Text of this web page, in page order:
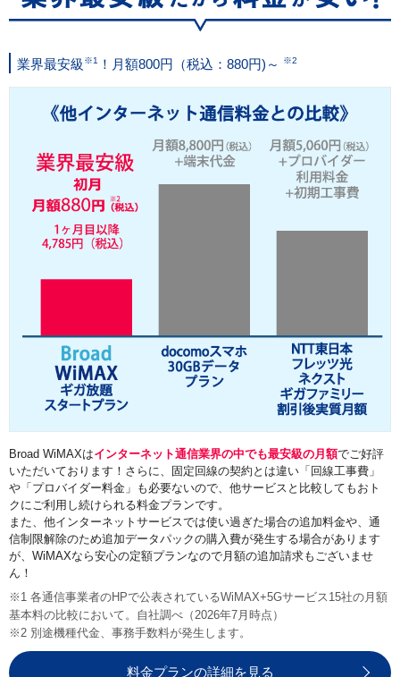
業界最安級 ※1 ！月額800円（税込：880円)～ ※2
Broad WiMAXはインターネット通信業界の中でも最安級の月額でご好評
いただいております！さらに、固定回線の契約とは違い「回線工事費」
や「プロバイダー料金」も必要ないので、他サービスと比較してもおト
クにご利用し続けられる料金プランです。
また、他インターネットサービスでは使い過ぎた場合の追加料金や、通
信制限解除のため追加データパックの購入費が発生する場合があります
が、WiMAXなら安心の定額プランなので月額の追加請求もございませ
ん！
※1 各通信事業者のHPで公表されているWiMAX+5Gサービス15社の月額
基本料の比較において。自社調べ（2026年7月時点）
※2 別途機種代金、事務手数料が発生します。
料金プランの詳細を見る